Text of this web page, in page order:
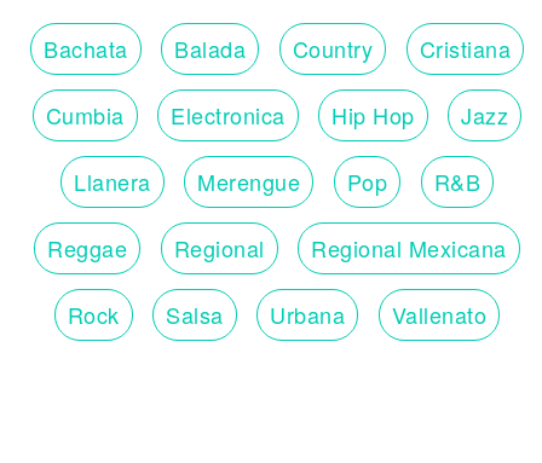
Bachata Balada Country Cristiana
Cumbia Electronica Hip Hop Jazz
Llanera Merengue Pop R&B
Reggae Regional Regional Mexicana
Rock Salsa Urbana Vallenato